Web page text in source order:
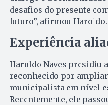
desafios do presente
futuro”, afirmou Haroldo.
Experiência
Haroldo Naves presidiu
reconhecido por
municipalista em nível
Recentemente, ele